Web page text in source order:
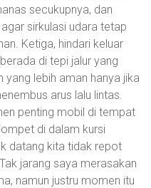
secukupnya, dan
sirkulasi udara tetap
Ketiga, hindari keluar
di tepi jalur yang
yang lebih aman hanya jika
arus lalu lintas.
penting mobil di tempat
di dalam kursi
datang kita tidak repot
jarang saya merasakan
namun justru momen itu